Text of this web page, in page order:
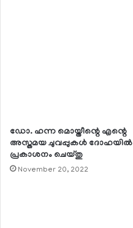
ഡോ. ഹന്ന മൊയ്തീന്റെ എന്റെ
അസ്തമയ ചുവപ്പുകള്‍ ദോഹയില്‍
പ്രകാശനം ചെയ്തു
November 20, 2022